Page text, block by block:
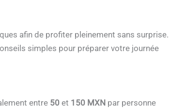
afin de profiter pleinement sans surprise.
simples pour préparer votre journée
entre 50 et 150 MXN par personne